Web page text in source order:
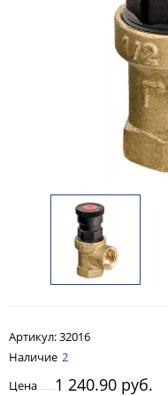
Артикул:32016
Наличие 2
Цена
1 240.90 руб.